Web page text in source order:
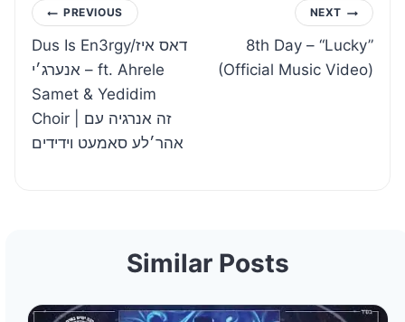
Post
navigation
PREVIOUS
Dus Is En3rgy/דאס איז
אנערג׳י – ft. Ahrele
Samet & Yedidim
Choir | זה אנרגיה עם
אהר׳לע סאמעט וידידים
NEXT
8th Day – “Lucky”
(Official Music Video)
Similar Posts